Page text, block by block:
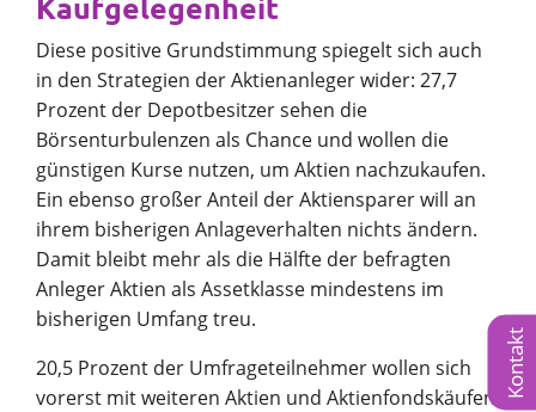
Diese positive Grundstimmung spiegelt sich auch
in den Strategien der Aktienanleger wider: 27,7
Prozent der Depotbesitzer sehen die
Börsenturbulenzen als Chance und wollen die
günstigen Kurse nutzen, um Aktien nachzukaufen.
Ein ebenso großer Anteil der Aktiensparer will an
ihrem bisherigen Anlageverhalten nichts ändern.
Damit bleibt mehr als die Hälfte der befragten
Anleger Aktien als Assetklasse mindestens im
bisherigen Umfang treu.
20,5 Prozent der Umfrageteilnehmer wollen sich
vorerst mit weiteren Aktien und Aktienfondskäufen Kontakt